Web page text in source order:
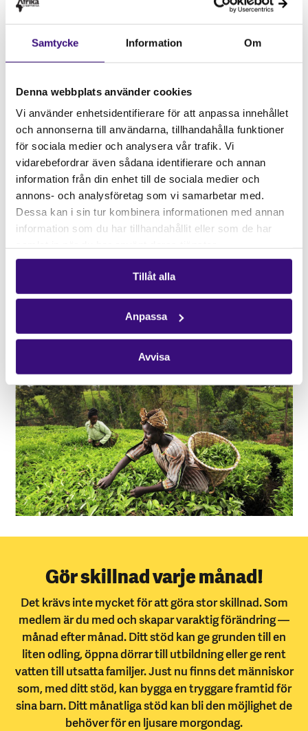
Samtycke Information Om
Denna webbplats använder cookies
Vi använder enhetsidentifierare för att anpassa innehållet
och annonserna till användarna, tillhandahålla funktioner
för sociala medier och analysera vår trafik. Vi
vidarebefordrar även sådana identifierare och annan
information från din enhet till de sociala medier och
annons- och analysföretag som vi samarbetar med.
Dessa kan i sin tur kombinera informationen med annan
information som du har tillhandahållit eller som de har
Tillåt alla
Anpassa
Avvisa
är tungt beroende av maskineriet med storskalighet
och exportmarknader, till skillnad från den
agroekologiska modellen som är socialt, kulturellt
jordbruk genom att skifta fokus till matsuveränitet
och småskaliga agroekologiska bönder, men det
kräver omskrivningar av EU:s grundläggande fördrag.
Det är dags att omvärdera vad vår framtid är värd,
det är dags att stötta det agroekologiska jordbruket
både i Sverige, Europa och världen!
Signerat;
Matilde Buanausse,Policyrådgivare, UNAC-
nationella bonderörelsen i Moçambique
Styrelseledamot NordBruk
Louise Lindfors,Generalsekreterare Afrikagrupperna
Gör skillnad varje månad!
Det krävs inte mycket för att göra stor skillnad. Som
medlem är du med och skapar varaktig förändring —
månad efter månad. Ditt stöd kan ge grunden till en
liten odling, öppna dörrar till utbildning eller ge rent
vatten till utsatta familjer. Just nu finns det människor
som, med ditt stöd, kan bygga en tryggare framtid för
sina barn. Ditt månatliga stöd kan bli den möjlighet de
behöver för en ljusare morgondag.